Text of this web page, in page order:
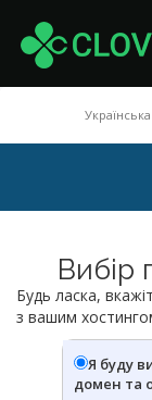
Українська
Вибір
Будь ласка,
з вашим
Я буду
домен та